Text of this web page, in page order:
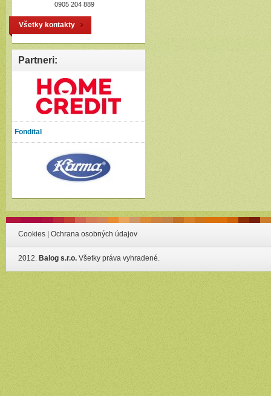
0905 204 889
Všetky kontakty
Partneri:
Fondital
Cookies Ochrana osobných údajov
2012. Balog s.r.o. Všetky práva vyhradené.